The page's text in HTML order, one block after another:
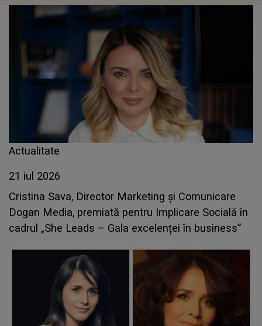
Actualitate
21 iul 2026
Cristina Sava, Director Marketing și Comunicare
Dogan Media, premiată pentru Implicare Socială în
cadrul „She Leads – Gala excelenței în business”